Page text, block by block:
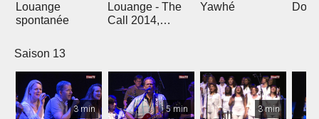
Louange
spontanée
Louange - The
Call 2014,
Yawhé
Saison 13
3 min 5 min 3 min